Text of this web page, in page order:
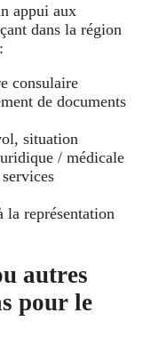
appui aux
dans la région
consulaire
de documents
situation
/ médicale
la représentation
autres
pour le